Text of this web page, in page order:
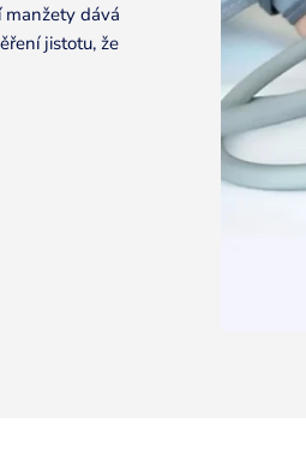
manžety dává
jistotu, že